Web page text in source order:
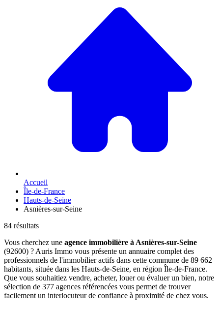
Accueil
Île-de-France
Hauts-de-Seine
Asnières-sur-Seine
84 résultats
Vous cherchez une agence immobilière à Asnières-sur-Seine
(92600) ? Auris Immo vous présente un annuaire complet des
professionnels de l'immobilier actifs dans cette commune de 89 662
habitants, située dans les Hauts-de-Seine, en région Île-de-France.
Que vous souhaitiez vendre, acheter, louer ou évaluer un bien, notre
sélection de 377 agences référencées vous permet de trouver
facilement un interlocuteur de confiance à proximité de chez vous.